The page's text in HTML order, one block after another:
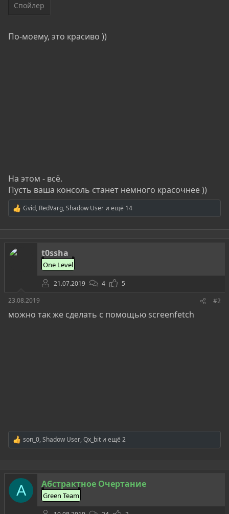
Спойлер
По-моему, это красиво ))
На этом - всё.
Пусть ваша консоль станет немного красочнее ))
Р
е
а
ц
и
Gvid, RedVarg,Shadow User и ещё 14
t0ssha
One Level
21.07.2019 4
5
23.08.2019
#2
можно так же сделать с помощью screenfetch
Р
е
а
к
ц
и
:
son_0,Shadow User,Qx_bit и ещё 2
А Абстрактное Очертание
Green Team